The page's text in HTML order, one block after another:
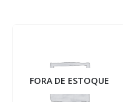
FORA DE ESTOQUE